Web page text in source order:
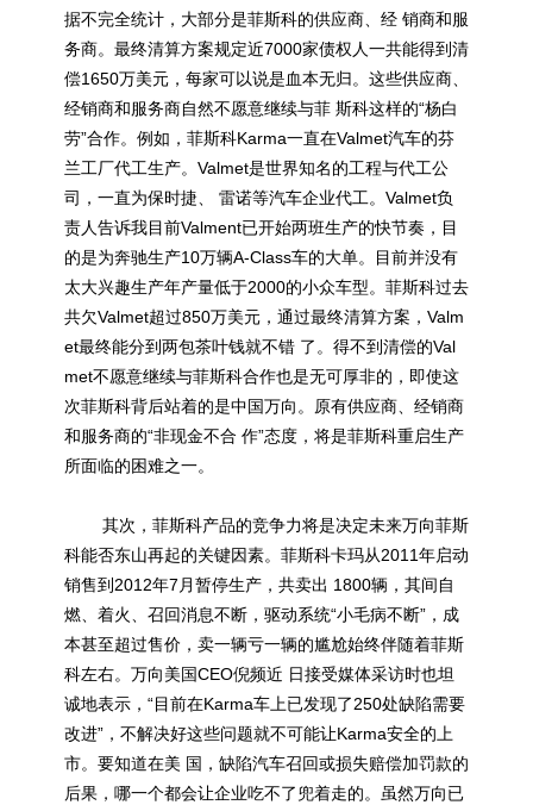
据不完全统计，大部分是菲斯科的供应商、经 销商和服
务商。最终清算方案规定近7000家债权人一共能得到清
偿1650万美元，每家可以说是血本无归。这些供应商、
经销商和服务商自然不愿意继续与菲 斯科这样的“杨白
劳”合作。例如，菲斯科Karma一直在Valmet汽车的芬
兰工厂代工生产。Valmet是世界知名的工程与代工公
司，一直为保时捷、 雷诺等汽车企业代工。Valmet负
责人告诉我目前Valment已开始两班生产的快节奏，目
的是为奔驰生产10万辆A-Class车的大单。目前并没有
太大兴趣生产年产量低于2000的小众车型。菲斯科过去
共欠Valmet超过850万美元，通过最终清算方案，Valm
et最终能分到两包茶叶钱就不错 了。得不到清偿的Val
met不愿意继续与菲斯科合作也是无可厚非的，即使这
次菲斯科背后站着的是中国万向。原有供应商、经销商
和服务商的“非现金不合 作”态度，将是菲斯科重启生产
所面临的困难之一。
其次，菲斯科产品的竞争力将是决定未来万向菲斯
科能否东山再起的关键因素。菲斯科卡玛从2011年启动
销售到2012年7月暂停生产，共卖出 1800辆，其间自
燃、着火、召回消息不断，驱动系统“小毛病不断”，成
本甚至超过售价，卖一辆亏一辆的尴尬始终伴随着菲斯
科左右。万向美国CEO倪频近 日接受媒体采访时也坦
诚地表示，“目前在Karma车上已发现了250处缺陷需要
改进”，不解决好这些问题就不可能让Karma安全的上
市。要知道在美 国，缺陷汽车召回或损失赔偿加罚款的
后果，哪一个都会让企业吃不了兜着走的。虽然万向已